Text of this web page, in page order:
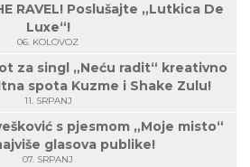
RAVEL! Poslušajte „Lutkica De
Luxe“!
06. KOLOVOZ
za singl „Neću radit“ kreativno
spota Kuzme i Shake Zulu!
11. SRPANJ
s pjesmom „Moje misto“
glasova publike!
07. SRPANJ